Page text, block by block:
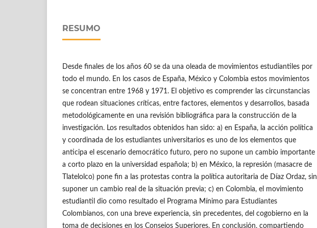
RESUMO
Desde finales de los años 60 se da una oleada de movimientos estudiantiles por
todo el mundo. En los casos de España, México y Colombia estos movimientos
se concentran entre 1968 y 1971. El objetivo es comprender las circunstancias
que rodean situaciones críticas, entre factores, elementos y desarrollos, basada
metodológicamente en una revisión bibliográfica para la construcción de la
investigación. Los resultados obtenidos han sido: a) en España, la acción política
y coordinada de los estudiantes universitarios es uno de los elementos que
anticipa el escenario democrático futuro, pero no supone un cambio importante
a corto plazo en la universidad española; b) en México, la represión (masacre de
Tlatelolco) pone fin a las protestas contra la política autoritaria de Díaz Ordaz, sin
suponer un cambio real de la situación previa; c) en Colombia, el movimiento
estudiantil dio como resultado el Programa Mínimo para Estudiantes
Colombianos, con una breve experiencia, sin precedentes, del cogobierno en la
toma de decisiones en los Consejos Superiores. En conclusión, compartiendo